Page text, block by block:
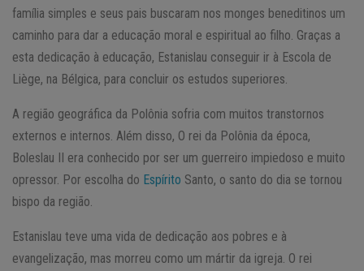
família simples e seus pais buscaram nos monges beneditinos um
caminho para dar a educação moral e espiritual ao filho. Graças a
esta dedicação à educação, Estanislau conseguir ir à Escola de
Liège, na Bélgica, para concluir os estudos superiores.
A região geográfica da Polônia sofria com muitos transtornos
externos e internos. Além disso, O rei da Polônia da época,
Boleslau II era conhecido por ser um guerreiro impiedoso e muito
opressor. Por escolha do Espírito Santo, o santo do dia se tornou
bispo da região.
Estanislau teve uma vida de dedicação aos pobres e à
evangelização, mas morreu como um mártir da igreja. O rei